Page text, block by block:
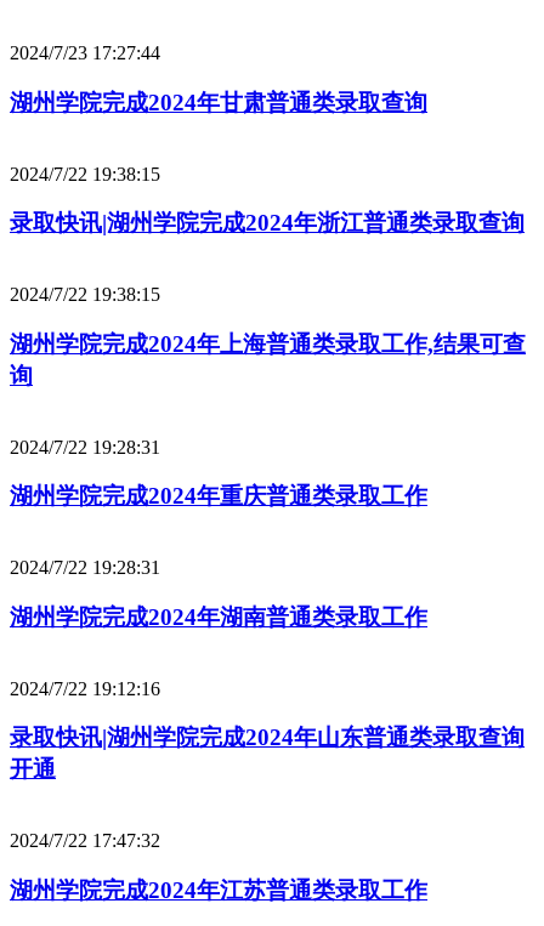
2024/7/23 17:27:44
湖州学院完成2024年甘肃普通类录取查询
2024/7/22 19:38:15
录取快讯|湖州学院完成2024年浙江普通类录取查询
2024/7/22 19:38:15
湖州学院完成2024年上海普通类录取工作,结果可查
询
2024/7/22 19:28:31
湖州学院完成2024年重庆普通类录取工作
2024/7/22 19:28:31
湖州学院完成2024年湖南普通类录取工作
2024/7/22 19:12:16
录取快讯|湖州学院完成2024年山东普通类录取查询
开通
2024/7/22 17:47:32
湖州学院完成2024年江苏普通类录取工作